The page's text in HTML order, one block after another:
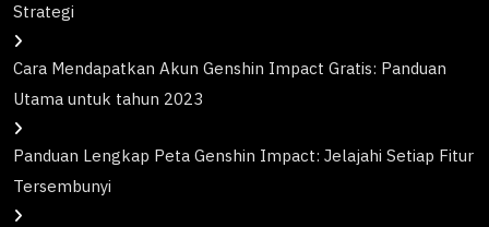
Strategi
Cara Mendapatkan Akun Genshin Impact Gratis: Panduan
Utama untuk tahun 2023
Panduan Lengkap Peta Genshin Impact: Jelajahi Setiap Fitur
Tersembunyi